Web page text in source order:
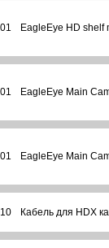
EagleEye HD shelf
EagleEye Main
EagleEye Main
Кабель для HDX